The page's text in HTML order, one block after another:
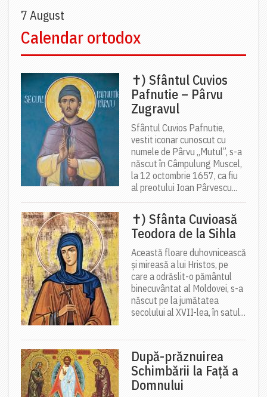
7 August
Calendar ortodox
✝) Sfântul Cuvios
Pafnutie – Pârvu
Zugravul
Sfântul Cuvios Pafnutie,
vestit iconar cunoscut cu
numele de Pârvu „Mutul”, s-a
născut în Câmpulung Muscel,
la 12 octombrie 1657, ca fiu
al preotului Ioan Pârvescu...
✝) Sfânta Cuvioasă
Teodora de la Sihla
Această floare duhovnicească
și mireasă a lui Hristos, pe
care a odrăslit-o pământul
binecuvântat al Moldovei, s-a
născut pe la jumătatea
secolului al XVII-lea, în satul...
După-prăznuirea
Schimbării la Față a
Domnului